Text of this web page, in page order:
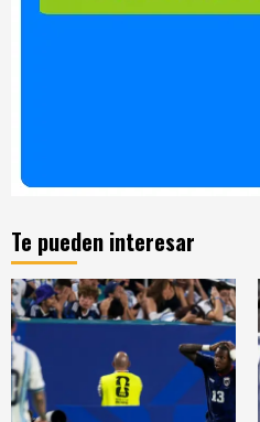
Te pueden interesar